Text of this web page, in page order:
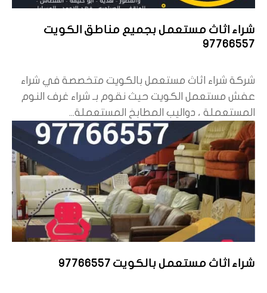
شراء اثاث مستعمل بجميع مناطق الكويت
97766557
شركة شراء اثاث مستعمل بالكويت متخصصة في شراء
عفش مستعمل الكويت حيث نقوم بـ شراء غرف النوم
المستعملة ، دواليب المطابخ المستعملة...
شراء اثاث مستعمل بالكويت 97766557